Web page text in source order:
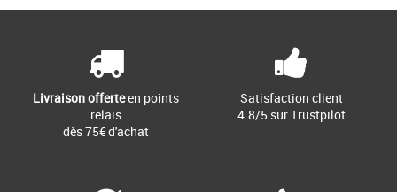
Livraison offerteen points
relais
dès 75€ d'achat
Satisfaction client
4.8/5 sur Trustpilot